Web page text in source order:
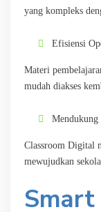
yang kompleks
Efisiensi
Materi
mudah diakses
Classroom Digital
mewujudkan
Smart